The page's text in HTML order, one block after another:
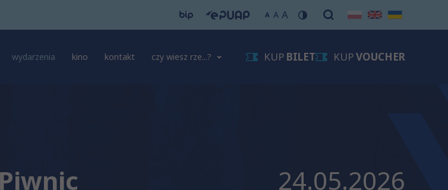
A A A
wydarzenia kino kontakt czy wiesz rze...? KUP BILET KUPVOUCHER
24.05.2026